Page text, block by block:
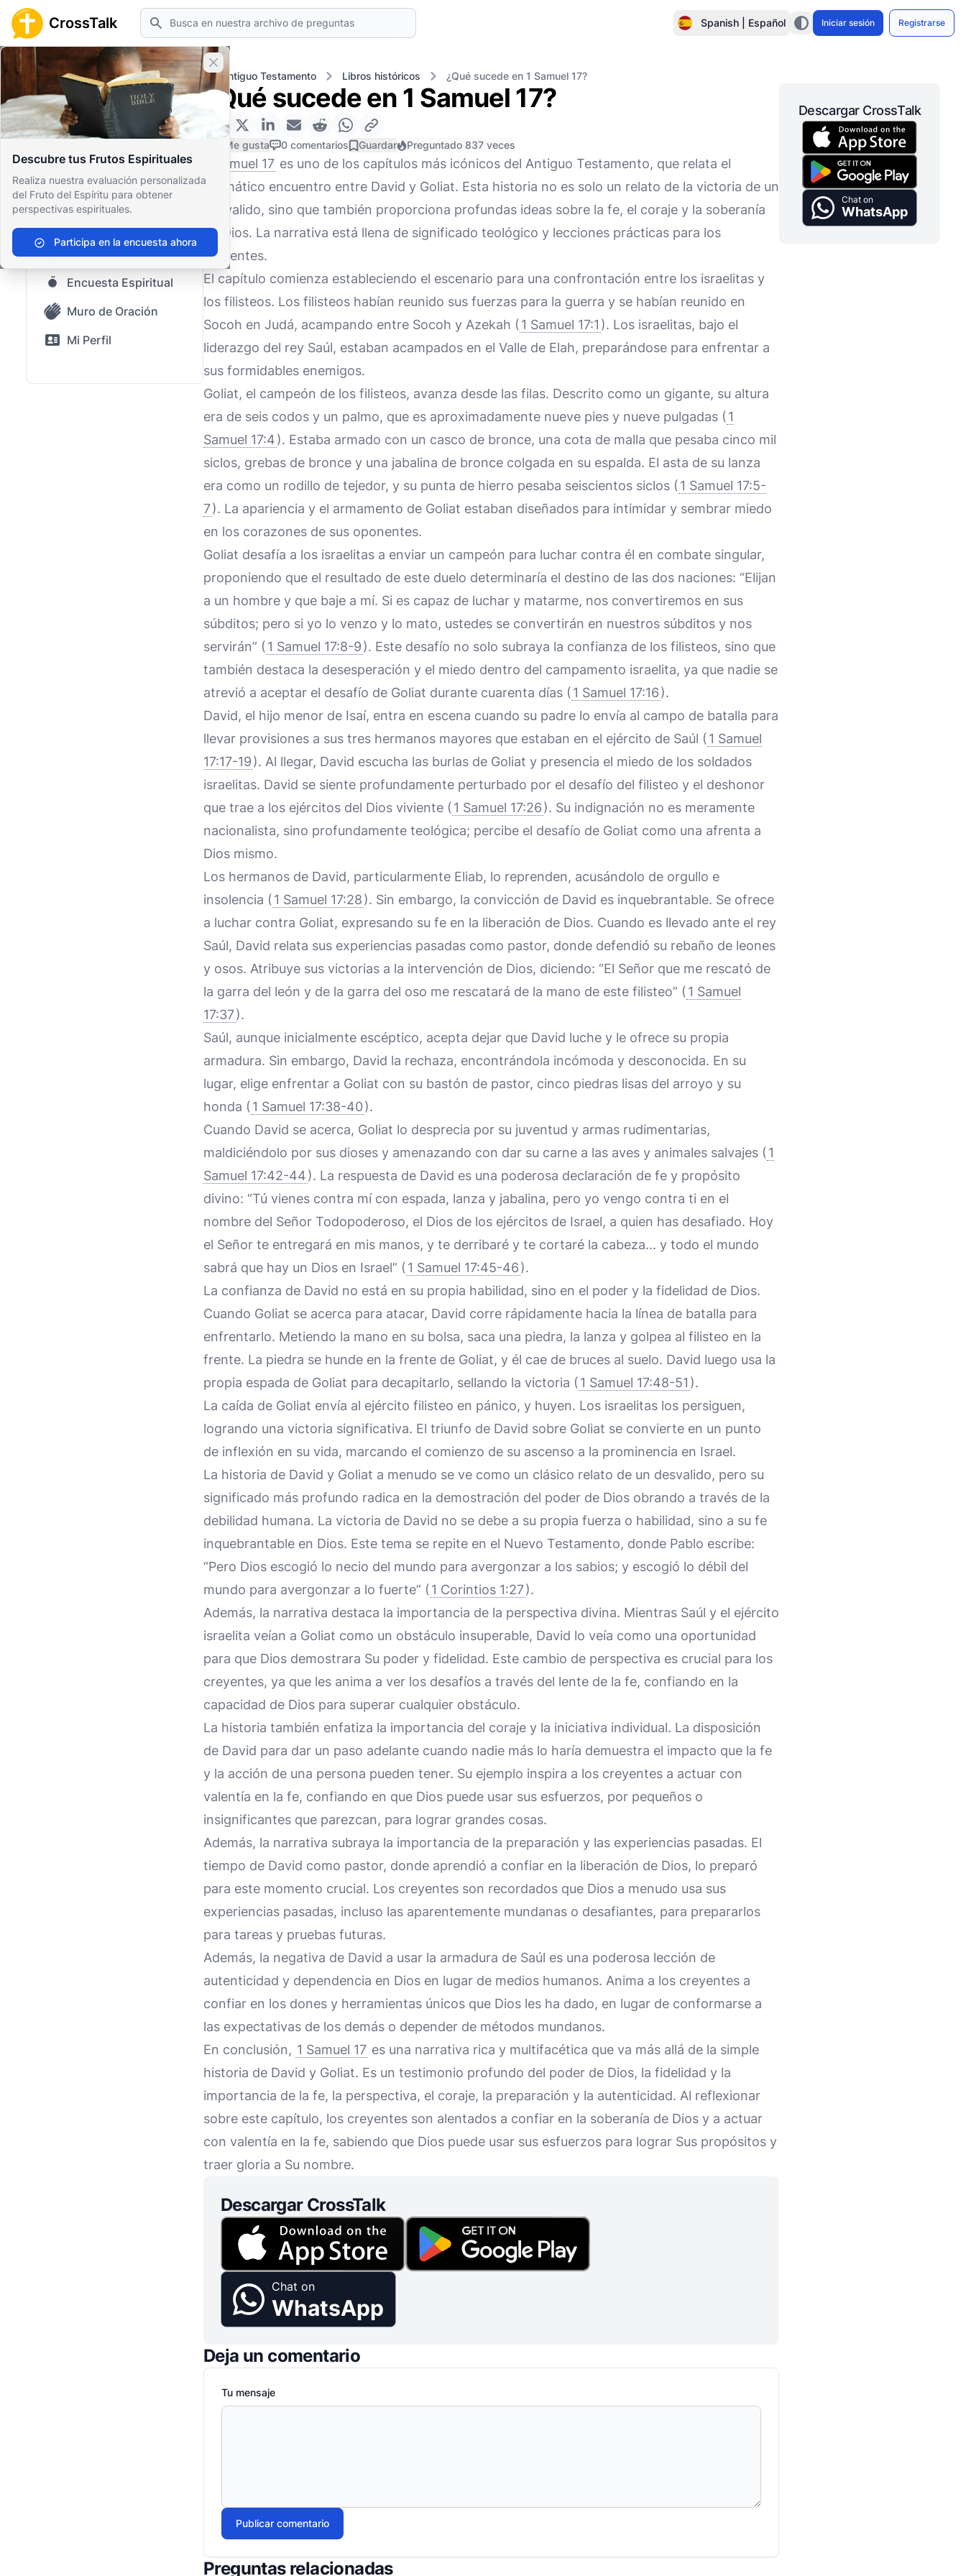
CrossTalk Buscar Spanish | Español Iniciar sesión Registrarse
Cerrar banner
Descubre tus Frutos Espirituales
Realiza nuestra evaluación personalizada
del Fruto del Espíritu para obtener
perspectivas espirituales.
Participa en la encuesta ahora
Inicio Archivo de Preguntas Antiguo Testamento Libros históricos ¿Qué sucede en 1 Samuel 17?
Inicio
Archivo de Preguntas
Nuestro blog
Contenido guardado
Preguntas Populares
Biblia Sagrada
Encuesta Espiritual
Muro de Oración
Mi Perfil
¿Qué sucede en 1 Samuel 17?
0 Me gusta 0 comentarios Guardar Preguntado 837 veces
1 Samuel 17 es uno de los capítulos más icónicos del Antiguo Testamento, que relata el
dramático encuentro entre David y Goliat. Esta historia no es solo un relato de la victoria de un
desvalido, sino que también proporciona profundas ideas sobre la fe, el coraje y la soberanía
de Dios. La narrativa está llena de significado teológico y lecciones prácticas para los
creyentes.
El capítulo comienza estableciendo el escenario para una confrontación entre los israelitas y
los filisteos. Los filisteos habían reunido sus fuerzas para la guerra y se habían reunido en
Socoh en Judá, acampando entre Socoh y Azekah ( 1 Samuel 17:1 ). Los israelitas, bajo el
liderazgo del rey Saúl, estaban acampados en el Valle de Elah, preparándose para enfrentar a
sus formidables enemigos.
Goliat, el campeón de los filisteos, avanza desde las filas. Descrito como un gigante, su altura
era de seis codos y un palmo, que es aproximadamente nueve pies y nueve pulgadas ( 1
Samuel 17:4). Estaba armado con un casco de bronce, una cota de malla que pesaba cinco mil
siclos, grebas de bronce y una jabalina de bronce colgada en su espalda. El asta de su lanza
era como un rodillo de tejedor, y su punta de hierro pesaba seiscientos siclos ( 1 Samuel 17:5-
7). La apariencia y el armamento de Goliat estaban diseñados para intimidar y sembrar miedo
en los corazones de sus oponentes.
Goliat desafía a los israelitas a enviar un campeón para luchar contra él en combate singular,
proponiendo que el resultado de este duelo determinaría el destino de las dos naciones: “Elijan
a un hombre y que baje a mí. Si es capaz de luchar y matarme, nos convertiremos en sus
súbditos; pero si yo lo venzo y lo mato, ustedes se convertirán en nuestros súbditos y nos
servirán” ( 1 Samuel 17:8-9). Este desafío no solo subraya la confianza de los filisteos, sino que
también destaca la desesperación y el miedo dentro del campamento israelita, ya que nadie se
atrevió a aceptar el desafío de Goliat durante cuarenta días ( 1 Samuel 17:16).
David, el hijo menor de Isaí, entra en escena cuando su padre lo envía al campo de batalla para
llevar provisiones a sus tres hermanos mayores que estaban en el ejército de Saúl ( 1 Samuel
17:17-19). Al llegar, David escucha las burlas de Goliat y presencia el miedo de los soldados
israelitas. David se siente profundamente perturbado por el desafío del filisteo y el deshonor
que trae a los ejércitos del Dios viviente ( 1 Samuel 17:26). Su indignación no es meramente
nacionalista, sino profundamente teológica; percibe el desafío de Goliat como una afrenta a
Dios mismo.
Los hermanos de David, particularmente Eliab, lo reprenden, acusándolo de orgullo e
insolencia ( 1 Samuel 17:28). Sin embargo, la convicción de David es inquebrantable. Se ofrece
a luchar contra Goliat, expresando su fe en la liberación de Dios. Cuando es llevado ante el rey
Saúl, David relata sus experiencias pasadas como pastor, donde defendió su rebaño de leones
y osos. Atribuye sus victorias a la intervención de Dios, diciendo: “El Señor que me rescató de
la garra del león y de la garra del oso me rescatará de la mano de este filisteo” ( 1 Samuel
17:37).
Saúl, aunque inicialmente escéptico, acepta dejar que David luche y le ofrece su propia
armadura. Sin embargo, David la rechaza, encontrándola incómoda y desconocida. En su
lugar, elige enfrentar a Goliat con su bastón de pastor, cinco piedras lisas del arroyo y su
honda ( 1 Samuel 17:38-40).
Cuando David se acerca, Goliat lo desprecia por su juventud y armas rudimentarias,
maldiciéndolo por sus dioses y amenazando con dar su carne a las aves y animales salvajes ( 1
Samuel 17:42-44). La respuesta de David es una poderosa declaración de fe y propósito
divino: “Tú vienes contra mí con espada, lanza y jabalina, pero yo vengo contra ti en el
nombre del Señor Todopoderoso, el Dios de los ejércitos de Israel, a quien has desafiado. Hoy
el Señor te entregará en mis manos, y te derribaré y te cortaré la cabeza... y todo el mundo
sabrá que hay un Dios en Israel” ( 1 Samuel 17:45-46).
La confianza de David no está en su propia habilidad, sino en el poder y la fidelidad de Dios.
Cuando Goliat se acerca para atacar, David corre rápidamente hacia la línea de batalla para
enfrentarlo. Metiendo la mano en su bolsa, saca una piedra, la lanza y golpea al filisteo en la
frente. La piedra se hunde en la frente de Goliat, y él cae de bruces al suelo. David luego usa la
propia espada de Goliat para decapitarlo, sellando la victoria ( 1 Samuel 17:48-51 ).
La caída de Goliat envía al ejército filisteo en pánico, y huyen. Los israelitas los persiguen,
logrando una victoria significativa. El triunfo de David sobre Goliat se convierte en un punto
de inflexión en su vida, marcando el comienzo de su ascenso a la prominencia en Israel.
La historia de David y Goliat a menudo se ve como un clásico relato de un desvalido, pero su
significado más profundo radica en la demostración del poder de Dios obrando a través de la
debilidad humana. La victoria de David no se debe a su propia fuerza o habilidad, sino a su fe
inquebrantable en Dios. Este tema se repite en el Nuevo Testamento, donde Pablo escribe:
“Pero Dios escogió lo necio del mundo para avergonzar a los sabios; y escogió lo débil del
mundo para avergonzar a lo fuerte” ( 1 Corintios 1:27).
Además, la narrativa destaca la importancia de la perspectiva divina. Mientras Saúl y el ejército
israelita veían a Goliat como un obstáculo insuperable, David lo veía como una oportunidad
para que Dios demostrara Su poder y fidelidad. Este cambio de perspectiva es crucial para los
creyentes, ya que les anima a ver los desafíos a través del lente de la fe, confiando en la
capacidad de Dios para superar cualquier obstáculo.
La historia también enfatiza la importancia del coraje y la iniciativa individual. La disposición
de David para dar un paso adelante cuando nadie más lo haría demuestra el impacto que la fe
y la acción de una persona pueden tener. Su ejemplo inspira a los creyentes a actuar con
valentía en la fe, confiando en que Dios puede usar sus esfuerzos, por pequeños o
insignificantes que parezcan, para lograr grandes cosas.
Además, la narrativa subraya la importancia de la preparación y las experiencias pasadas. El
tiempo de David como pastor, donde aprendió a confiar en la liberación de Dios, lo preparó
para este momento crucial. Los creyentes son recordados que Dios a menudo usa sus
experiencias pasadas, incluso las aparentemente mundanas o desafiantes, para prepararlos
para tareas y pruebas futuras.
Además, la negativa de David a usar la armadura de Saúl es una poderosa lección de
autenticidad y dependencia en Dios en lugar de medios humanos. Anima a los creyentes a
confiar en los dones y herramientas únicos que Dios les ha dado, en lugar de conformarse a
las expectativas de los demás o depender de métodos mundanos.
En conclusión, 1 Samuel 17 es una narrativa rica y multifacética que va más allá de la simple
historia de David y Goliat. Es un testimonio profundo del poder de Dios, la fidelidad y la
importancia de la fe, la perspectiva, el coraje, la preparación y la autenticidad. Al reflexionar
sobre este capítulo, los creyentes son alentados a confiar en la soberanía de Dios y a actuar
con valentía en la fe, sabiendo que Dios puede usar sus esfuerzos para lograr Sus propósitos y
traer gloria a Su nombre.
Descargar CrossTalk
Chat on
WhatsApp
Deja un comentario
Tu mensaje
Publicar comentario
Preguntas relacionadas
Descargar CrossTalk
Chat on
WhatsApp